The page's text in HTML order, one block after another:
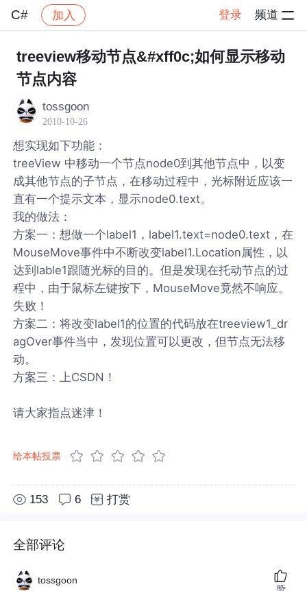
C# 加入 登录 频道
社区 帖子详情
treeview移动节点&#xff0c;如何显示移动
节点内容
tossgoon
2010-10-26
想实现如下功能：
treeView 中移动一个节点node0到其他节点中，以变
成其他节点的子节点，在移动过程中，光标附近应该一
直有一个提示文本，显示node0.text。
我的做法：
方案一：想做一个label1，label1.text=node0.text，在
MouseMove事件中不断改变label1.Location属性，以
达到lable1跟随光标的目的。但是发现在托动节点的过
程中，由于鼠标左键按下，MouseMove竟然不响应。
失败！
方案二：将改变label1的位置的代码放在treeview1_dr
agOver事件当中，发现位置可以更改，但节点无法移
动。
方案三：上CSDN！
请大家指点迷津！
给本帖投票
153 6 打赏
全部评论
tossgoon
赞